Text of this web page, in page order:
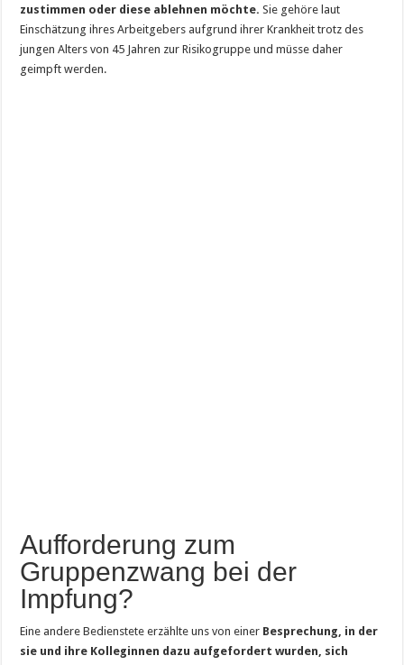
zustimmen oder diese ablehnen möchte. Sie gehöre laut
Einschätzung ihres Arbeitgebers aufgrund ihrer Krankheit trotz des
jungen Alters von 45 Jahren zur Risikogruppe und müsse daher
geimpft werden.
Aufforderung zum
Gruppenzwang bei der
Impfung?
Eine andere Bedienstete erzählte uns von einer Besprechung, in der
sie und ihre Kolleginnen dazu aufgefordert wurden, sich